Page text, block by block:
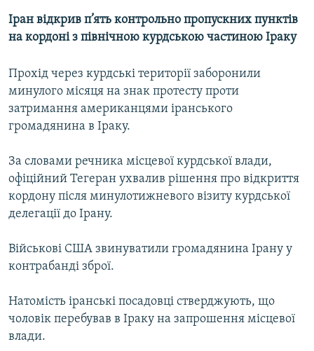
СВІТ
КИТАЙ.ВИКЛИКИ
ФОТО
СПЕЦПРОЄКТИ
ПОДКАСТИ
КРИМ РЕАЛІЇ
РУС
УКР
ДОЛУЧАЙСЯ!
Іран відкрив п’ять контрольно пропускних пунктів
на кордоні з північною курдською частиною Іраку
Прохід через курдські території заборонили
минулого місяця на знак протесту проти
затримання американцями іранського
громадянина в Іраку.
За словами речника місцевої курдської влади,
офіційний Тегеран ухвалив рішення про відкриття
кордону після минулотижневого візиту курдської
делегації до Ірану.
Військові США звинуватили громадянина Ірану у
контрабанді зброї.
Натомість іранські посадовці стверджують, що
чоловік перебував в Іраку на запрошення місцевої
влади.